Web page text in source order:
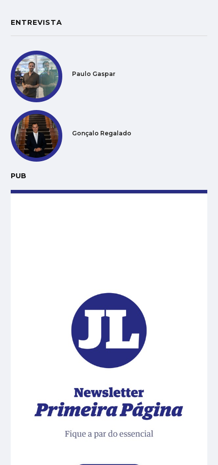
ENTREVISTA
Paulo Gaspar
Gonçalo Regalado
PUB